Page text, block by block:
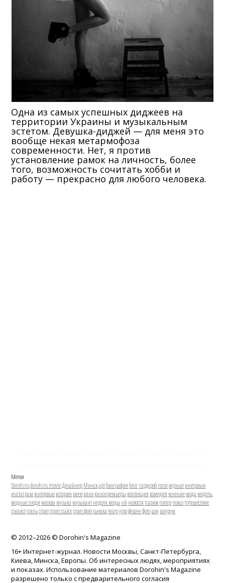
Одна из самых успешных диджеев на
территории Украины и музыкальным
эстетом. Девушка-диджей — для меня это
вообще некая метармофоза
современности. Нет, я против
установление рамок на личность, более
того, возможность сочитать хобби и
работу — прекрасно для любого человека.
Метки
Dorohinsdorohins movieДизайнерМинскартбиографияблоггардеробгостижурнал инетрвью
инстаграм интервьюистория киевкинокинопремьеры коллекция комедия мнениемода модель
модные люди москва музыка музыкантнеделя моды нй новости парижпитерпоказпутешествие
стилистстильстритстрит стайлстрит фотосъемкатеатрутрофешенфотошоушоурум
© 2012–2026 © Dorohin's Magazine
16+ Интернет-журнал. Новости Москвы, Санкт-Петербурга,
Киева, Минска, Европы. Об интересных людях, мероприятиях
и показах. Использование материалов Dorohin's Magazine
разрешено только с предварительного согласия